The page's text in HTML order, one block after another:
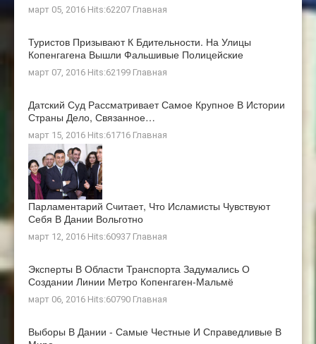
март 05, 2016 Hits:62207 Главная
Туристов Призывают К Бдительности. На Улицы
Копенгагена Вышли Фальшивые Полицейские
март 07, 2016 Hits:62199 Главная
Датский Суд Рассматривает Самое Крупное В Истории
Страны Дело, Связанное…
март 15, 2016 Hits:61716 Главная
Парламентарий Считает, Что Исламисты Чувствуют
Себя В Дании Вольготно
март 12, 2016 Hits:60937 Главная
Эксперты В Области Транспорта Задумались О
Создании Линии Метро Копенгаген-Мальмё
март 06, 2016 Hits:60790 Главная
Выборы В Дании - Самые Честные И Справедливые В